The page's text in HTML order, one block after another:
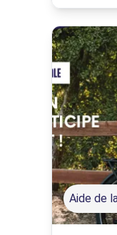
Aide de